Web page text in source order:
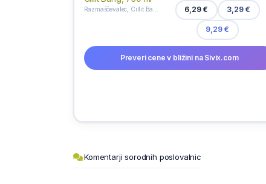
6,29 € 3,29 €
9,29 €
Preveri cene v bližini na Sivix.com
Komentarji sorodnih poslovalnic